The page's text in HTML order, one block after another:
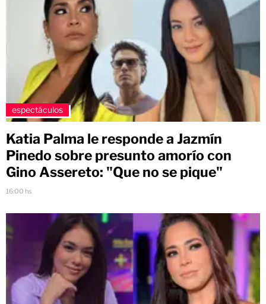
espectáculos
Katia Palma le responde a Jazmín
Pinedo sobre presunto amorío con
Gino Assereto: "Que no se pique"
16:00 hs